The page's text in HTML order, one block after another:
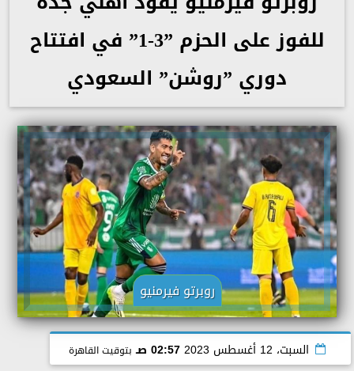
للفوز على الحزم ”3-1” في افتتاح
دوري ”روشن” السعودي
روبرتو فيرمنيو
السبت، 12 أغسطس 2023 02:57 صـ بتوقيت القاهرة